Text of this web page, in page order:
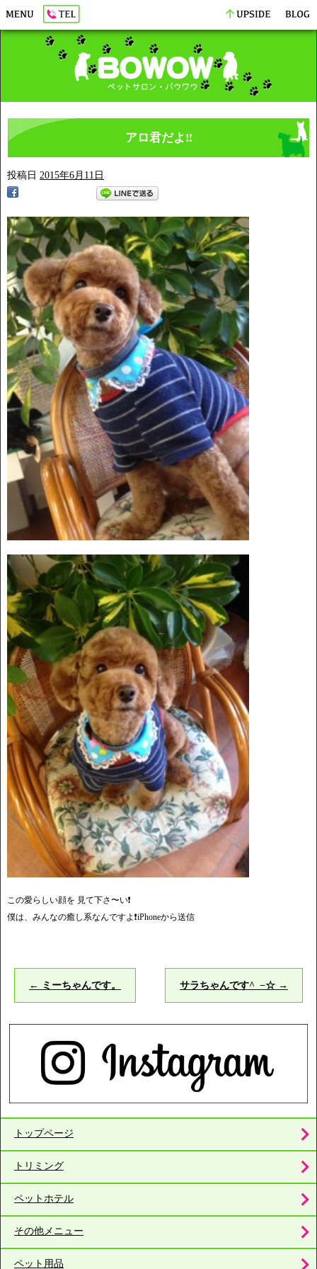
アロ君だよ‼️
投稿日 2015年6月11日
この愛らしい顔を 見て下さ〜い❗️
僕は、みんなの癒し系なんですよ❗️iPhoneから送信
← ミーちゃんです。 サラちゃんです^_−☆ →
トップページ
トリミング
ペットホテル
その他メニュー
ペット用品